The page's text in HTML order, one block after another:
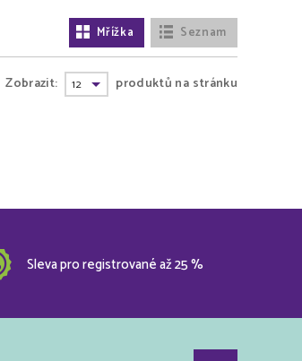
Mřížka Seznam
Zobrazit: produktů na stránku
Sleva pro registrované až 25 %